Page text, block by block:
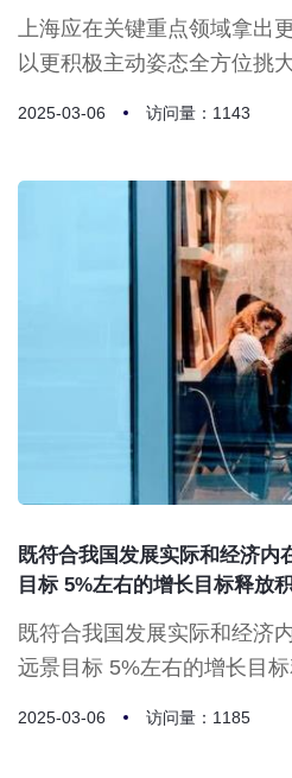
上海应在关键重点领域拿出
以更积极主动姿态全方位挑
2025-03-06 访问量：1143
既符合我国发展实际和经济内
目标 5%左右的增长目标释放
既符合我国发展实际和经济
远景目标 5%左右的增长目
2025-03-06 访问量：1185